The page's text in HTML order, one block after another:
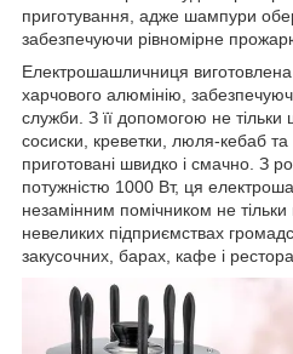
приготування, адже шампури
забезпечуючи рівномірне
Електрошашличниця виготовлена
харчового алюмінію,
служби. З її допомогою не
сосиски, креветки, люля-кебаб та
приготовані швидко і смачно. З
потужністю 1000 Вт, ця
незамінним помічником не
невеликих підприємствах
закусочних, барах, кафе і